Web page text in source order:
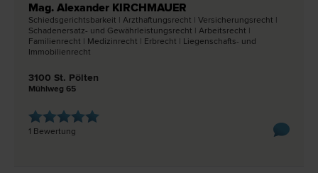
Mag. Alexander KIRCHMAUER
Schiedsgerichtsbarkeit | Arzthaftungs­recht | Versicherungs­recht |
Schadenersatz- und Gewährleistungs­recht | Arbeits­recht |
Familien­recht | Medizin­recht | Erb­recht | Liegenschafts- und
Immobilien­recht
3100 St. Pölten
Mühlweg 65
1 Bewertung